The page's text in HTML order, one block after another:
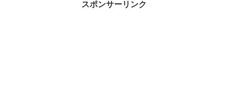
スポンサーリンク